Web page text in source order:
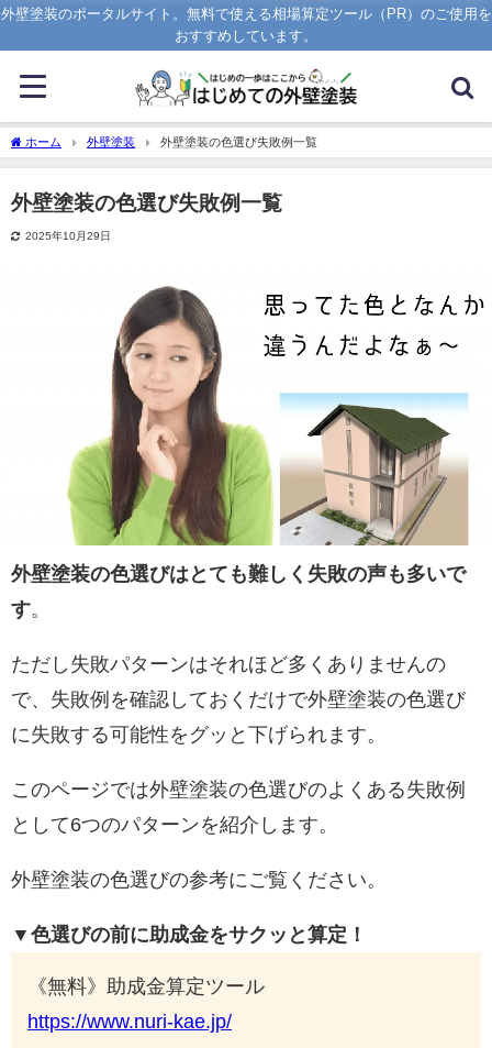
外壁塗装のポータルサイト。無料で使える相場算定ツール（PR）のご使用を
おすすめしています。
ホーム 外壁塗装 外壁塗装の色選び失敗例一覧
外壁塗装の色選び失敗例一覧
2025年10月29日
外壁塗装の色選びはとても難しく失敗の声も多いで
す。
ただし失敗パターンはそれほど多くありませんの
で、失敗例を確認しておくだけで外壁塗装の色選び
に失敗する可能性をグッと下げられます。
このページでは外壁塗装の色選びのよくある失敗例
として6つのパターンを紹介します。
外壁塗装の色選びの参考にご覧ください。
▼色選びの前に助成金をサクッと算定！
《無料》助成金算定ツール
https://www.nuri-kae.jp/